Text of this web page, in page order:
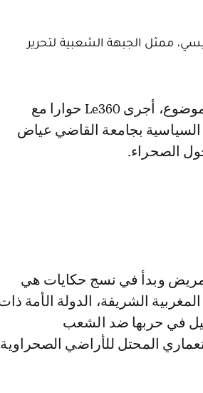
ممثل الجبهة الشعبية لتحرير
السياسية بجامعة القاضي عياض
الصحراء.
وبدأ في نسج حكايات هي
الشريفة، الدولة الأمة
في حربها ضد الشعب
المحتل للأراضي